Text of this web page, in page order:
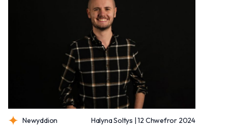
Newyddion Halyna Soltys | 12 Chwefror 2024